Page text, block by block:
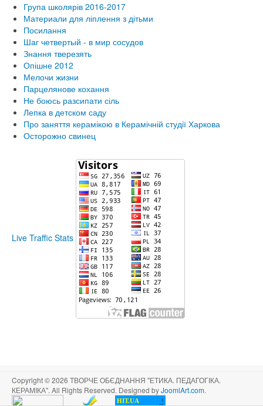
Група школярів 2016-2017
Материали для ліплення з дітьми
Посилання
Шаг четвертый - в мир сосудов
Знання тверезять
Опішне 2012
Мелочи жизни
Парцелянове кохання
Не боюсь разсипати сіль
Лепка в детском саду
Про заняття керамікою в Керамічній студії Харкова
Осторожно свинец
Live Traffic Stats
Copyright © 2026 ТВОРЧЕ ОБЄДНАННЯ "ЕТИКА. ПЕДАГОГІКА.
КЕРАМІКА". All Rights Reserved. Designed byJoomlArt.com.
HIT.UA
1